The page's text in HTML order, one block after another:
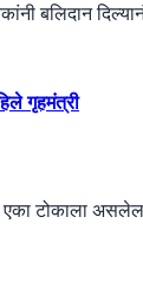
बलिदान
गृहमंत्री
एका टोकाला